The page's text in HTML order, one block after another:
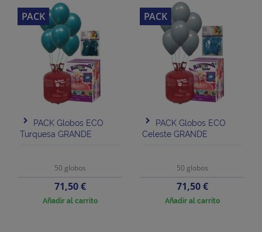
PACK Globos ECO
Turquesa GRANDE
50 globos
Precio
71,50 €
Añadir al carrito
PACK
PACK Globos ECO
Celeste GRANDE
50 globos
Precio
71,50 €
Añadir al carrito
PACK